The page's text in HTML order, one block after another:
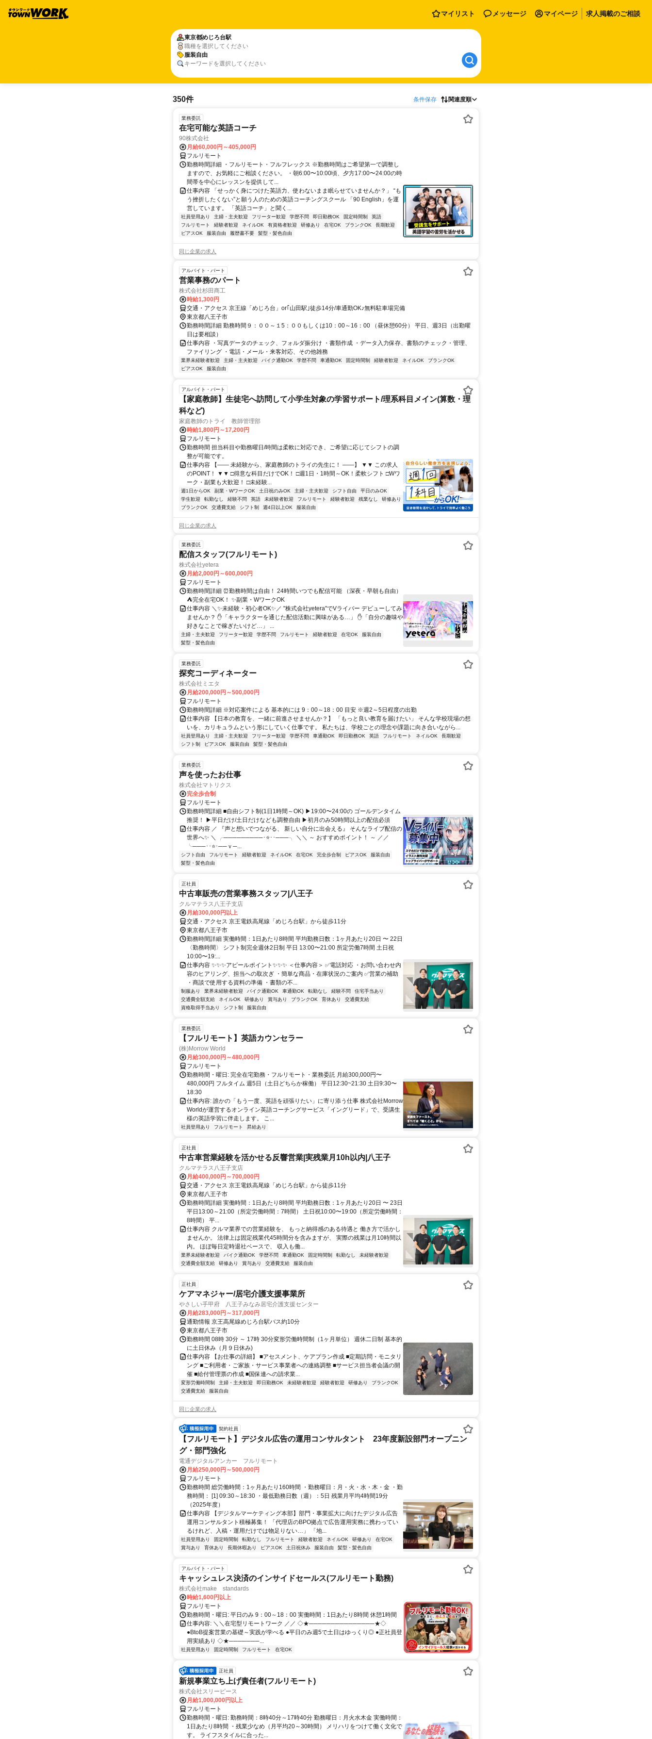
マイリスト メッセージ マイページ 求人掲載のご相談
東京都めじろ台駅
職種を選択してください
服装自由
キーワードを選択してください
350件 条件保存 関連度順
業務委託
在宅可能な英語コーチ
90株式会社
月給60,000円～405,000円
フルリモート
勤務時間詳細 ・フルリモート・フルフレックス ※勤務時間はご希望第一で調整し
ますので、お気軽にご相談ください。 ・朝6:00〜10:00頃、夕方17:00〜24:00の時
間帯を中心にレッスンを提供して...
仕事内容 「せっかく身につけた英語力、使わないまま眠らせていませんか？」 “も
う挫折したくない”と願う人のための英語コーチングスクール 「90 English」を運
営しています。 「英語コーチ」と聞く...
社員登用あり 主婦・主夫歓迎 フリーター歓迎 学歴不問 即日勤務OK 固定時間制
英語
フルリモート
経験者歓迎 ネイルOK 有資格者歓迎 研修あり 在宅OK ブランクOK
長期歓迎
ピアスOK
服装自由 履歴書不要 髪型・髪色自由
同じ企業の求人
アルバイト・パート
営業事務のパート
株式会社杉田商工
時給1,300円
交通・アクセス 京王線「めじろ台」or｢山田駅｣徒歩14分/車通勤OK♪無料駐車場完備
東京都八王子市
勤務時間詳細 勤務時間９：００～１5：００もしくは10：00～16：00 （昼休憩60分） 平日、週3日（出勤曜
日は要相談）
仕事内容 ・写真データのチェック、フォルダ振分け ・書類作成 ・データ入力保存、書類のチェック・管理、
ファイリング ・電話・メール・来客対応、その他雑務
業界未経験者歓迎 主婦・主夫歓迎 バイク通勤OK 学歴不問 車通勤OK 固定時間制 経験者歓迎 ネイルOK
ブランクOK
ピアスOK
服装自由
アルバイト・パート
【家庭教師】生徒宅へ訪問して小学生対象の学習サポート/理系科目メイン(算数・理
科など)
家庭教師のトライ 教師管理部
時給1,800円～17,200円
フルリモート
勤務時間 担当科目や勤務曜日/時間は柔軟に対応でき、ご希望に応じてシフトの調
整が可能です。
仕事内容 【―― 未経験から、家庭教師のトライの先生に！ ――】 ▼▼ この求人
のPOINT！ ▼▼ □得意な科目だけでOK！ □週1日・1時間～OK！柔軟シフト □Wワ
ーク・副業も大歓迎！ □未経験...
週1日からOK 副業・WワークOK 土日祝のみOK 主婦・主夫歓迎 シフト自由
平日のみOK
学生歓迎
転勤なし 経験不問 英語 未経験者歓迎 フルリモート 経験者歓迎 残業なし
研修あり
ブランクOK
交通費支給 シフト制 週4日以上OK 服装自由
同じ企業の求人
業務委託
配信スタッフ(フルリモート)
株式会社yetera
月給2,000円～600,000円
フルリモート
勤務時間詳細 ⏰勤務時間は自由！ 24時間いつでも配信可能 （深夜・早朝も自由）
⛺完全在宅OK！ ✨副業・WワークOK
仕事内容 ＼✨未経験・初心者OK✨／ "株式会社yetera"でVライバー デビューしてみ
ませんか？ ✋「キャラクターを通じた配信活動に興味がある…」 ✋「自分の趣味や
好きなことで稼ぎたいけど…」 ...
主婦・主夫歓迎 フリーター歓迎 学歴不問 フルリモート 経験者歓迎 在宅OK
服装自由
髪型・髪色自由
業務委託
探究コーディネーター
株式会社ミエタ
月給200,000円～500,000円
フルリモート
勤務時間詳細 ※対応案件による 基本的には 9：00～18：00 目安 ※週2～5日程度の出勤
仕事内容 【日本の教育を、一緒に前進させませんか？】 「もっと良い教育を届けたい」 そんな学校現場の想
いを、カリキュラムという形にしていく仕事です。 私たちは、学校ごとの理念や課題に向き合いながら...
社員登用あり 主婦・主夫歓迎 フリーター歓迎 学歴不問 車通勤OK 即日勤務OK 英語 フルリモート ネイルOK
長期歓迎
シフト制
ピアスOK 服装自由 髪型・髪色自由
業務委託
声を使ったお仕事
株式会社マトリクス
完全歩合制
フルリモート
勤務時間詳細 ■自由シフト制(1日1時間～OK) ▶19:00〜24:00の ゴールデンタイム
推奨！ ▶平日だけ/土日だけなども調整自由 ▶初月のみ50時間以上の配信必須
仕事内容 ／ 『声と想いでつながる、 新しい自分に出会える』 そんなライブ配信の
世界へ✨ ＼ ╭─────────･⭐･･───╮ ＼＼ ～ おすすめポイント！ ～ ／／
╰───･･⭐･──ｖ─...
シフト自由 フルリモート 経験者歓迎 ネイルOK 在宅OK 完全歩合制 ピアスOK
服装自由
髪型・髪色自由
正社員
中古車販売の営業事務スタッフ|八王子
クルマテラス八王子支店
月給300,000円以上
交通・アクセス 京王電鉄高尾線「めじろ台駅」から徒歩11分
東京都八王子市
勤務時間詳細 実働時間：1日あたり8時間 平均勤務日数：1ヶ月あたり20日 〜 22日
〈勤務時間〉 シフト制完全週休2日制 平日 13:00〜21:00 所定労働7時間 土日祝
10:00〜19:...
仕事内容 ✨✨✨アピールポイント✨✨✨ ＜仕事内容＞ ✅電話対応 ・お問い合わせ内
容のヒアリング、担当への取次ぎ ・簡単な商品・在庫状況のご案内 ✅営業の補助
・商談で使用する資料の準備 ・書類の不...
制服あり 業界未経験者歓迎 バイク通勤OK 車通勤OK 転勤なし 経験不問
住宅手当あり
交通費全額支給
ネイルOK 研修あり 賞与あり ブランクOK 育休あり
交通費支給
資格取得手当あり
シフト制 服装自由
業務委託
【フルリモート】英語カウンセラー
(株)Morrow World
月給300,000円～480,000円
フルリモート
勤務時間・曜日: 完全在宅勤務・フルリモート・業務委託 月給300,000円〜
480,000円 フルタイム 週5日（土日どちらか稼働） 平日12:30~21:30 土日9:30〜
18:30
仕事内容: 誰かの「もう一度、英語を頑張りたい」に寄り添う仕事 株式会社Morrow
Worldが運営するオンライン英語コーチングサービス「イングリード」で、受講生
様の英語学習に伴走します。 こ...
社員登用あり フルリモート 昇給あり
正社員
中古車営業経験を活かせる反響営業|実残業月10h以内|八王子
クルマテラス八王子支店
月給400,000円～700,000円
交通・アクセス 京王電鉄高尾線「めじろ台駅」から徒歩11分
東京都八王子市
勤務時間詳細 実働時間：1日あたり8時間 平均勤務日数：1ヶ月あたり20日 〜 23日
平日13:00～21:00（所定労働時間：7時間） 土日祝10:00〜19:00（所定労働時間：
8時間） 平...
仕事内容 クルマ業界での営業経験を、 もっと納得感のある待遇と 働き方で活かし
ませんか。 法律上は固定残業代45時間分を含みますが、 実際の残業は月10時間以
内。 ほぼ毎日定時退社ベースで、 収入も働...
業界未経験者歓迎 バイク通勤OK 学歴不問 車通勤OK 固定時間制 転勤なし
未経験者歓迎
交通費全額支給
研修あり 賞与あり 交通費支給 服装自由
正社員
ケアマネジャー/居宅介護支援事業所
やさしい手甲府 八王子みなみ居宅介護支援センター
月給283,000円～317,000円
通勤情報 京王高尾線めじろ台駅バス約10分
東京都八王子市
勤務時間 08時 30分 ～ 17時 30分変形労働時間制（1ヶ月単位） 週休二日制 基本的
に土日休み（月９日休み)
仕事内容 【お仕事の詳細】 ■アセスメント、ケアプラン作成 ■定期訪問・モニタリ
ング ■ご利用者・ご家族・サービス事業者への連絡調整 ■サービス担当者会議の開
催 ■給付管理票の作成 ■国保連への請求業...
変形労働時間制 主婦・主夫歓迎 即日勤務OK 未経験者歓迎 経験者歓迎 研修あり
ブランクOK
交通費支給
服装自由
同じ企業の求人
契約社員
【フルリモート】デジタル広告の運用コンサルタント 23年度新設部門オープニン
グ・部門強化
電通デジタルアンカー フルリモート
月給250,000円～500,000円
フルリモート
勤務時間 総労働時間：1ヶ月あたり160時間 ・勤務曜日：月・火・水・木・金 ・勤
務時間： [1] 09:30～18:30 ・最低勤務日数（週）：5日 残業月平均4時間19分
（2025年度）
仕事内容 【デジタルマーケティング本部】部門・事業拡大に向けたデジタル広告
運用コンサルタント積極募集！ 「代理店のBPO拠点で広告運用実務に携わってい
るけれど、入稿・運用だけでは物足りない…」 「地...
社員登用あり 固定時間制 転勤なし フルリモート 経験者歓迎 ネイルOK 研修あり
在宅OK
賞与あり
育休あり 長期休暇あり ピアスOK 土日祝休み 服装自由 髪型・髪色自由
アルバイト・パート
キャッシュレス決済のインサイドセールス(フルリモート勤務)
株式会社make standards
時給1,600円以上
フルリモート
勤務時間・曜日: 平日のみ 9：00～18：00 実働時間：1日あたり8時間 休憩1時間
仕事内容: ＼＼在宅型リモートワーク ／／ ◇★───────────────★◇
●BtoB提案営業の基礎～実践が学べる ●平日のみ週5で土日はゆっくり◎ ●正社員登
用実績あり ◇★───────...
社員登用あり 固定時間制 フルリモート 在宅OK
正社員
新規事業立ち上げ責任者(フルリモート)
株式会社スリーピース
月給1,000,000円以上
フルリモート
勤務時間・曜日: 勤務時間：8時40分～17時40分 勤務曜日：月火水木金 実働時間：
1日あたり8時間 ・残業少なめ（月平均20～30時間） メリハリをつけて働く文化で
す。 ライフスタイルに合った...